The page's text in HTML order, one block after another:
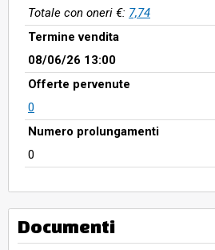
Totale con oneri €: 7,74
Termine vendita
08/06/26 13:00
Offerte pervenute
0
Numero prolungamenti
0
Documenti